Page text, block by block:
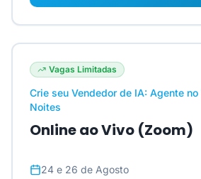
Vagas Limitadas
Crie seu Vendedor de IA: Agente
Noites
Online ao Vivo (Zoom)
24 e 26 de Agosto